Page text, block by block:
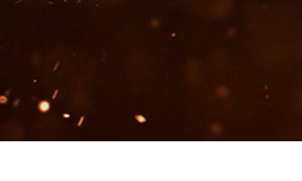
Video